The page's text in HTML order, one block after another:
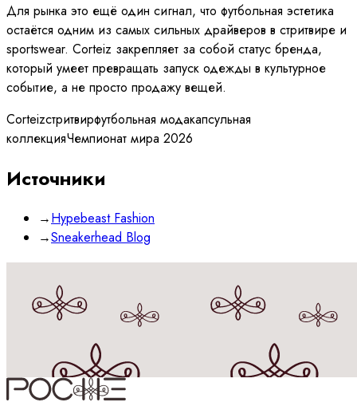
Для рынка это ещё один сигнал, что футбольная эстетика
остаётся одним из самых сильных драйверов в стритвире и
sportswear. Corteiz закрепляет за собой статус бренда,
который умеет превращать запуск одежды в культурное
событие, а не просто продажу вещей.
Corteizстритвирфутбольная модакапсульная
коллекцияЧемпионат мира 2026
Источники
→Hypebeast Fashion
→Sneakerhead Blog
Принимаюполитикуобработки данных